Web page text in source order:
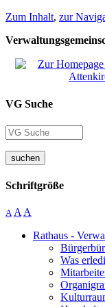
Zum Inhalt, zur
VG Suche
suchen
Schriftgröße
A A A
Rathaus -
Was